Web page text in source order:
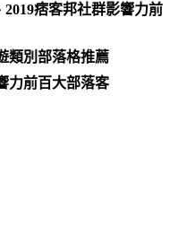
2019痞客邦社群影響力前
類別部落格推薦
力前百大部落客